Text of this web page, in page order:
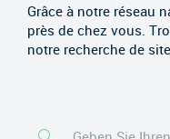
Grâce à notre réseau
près de chez vous.
notre recherche de